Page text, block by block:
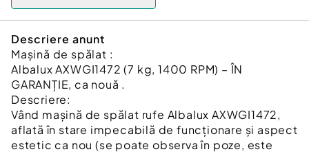
Descriere anunt
Mașină de spălat :
Albalux AXWGI1472 (7 kg, 1400 RPM) – ÎN
GARANȚIE, ca nouă .
Descriere:
Vând mașină de spălat rufe Albalux AXWGI1472,
aflată în stare impecabilă de funcționare și aspect
estetic ca nou (se poate observa în poze, este